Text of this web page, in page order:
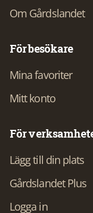
Om Gårdslandet
För besökare
Mina favoriter
Mitt konto
För
Lägg till din plats
Gårdslandet Plus
Logga in